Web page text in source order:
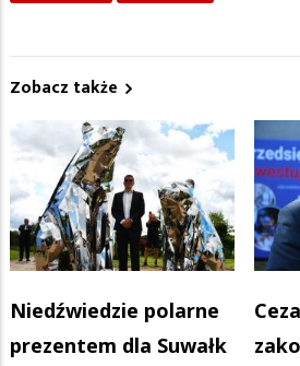
Zobacz także
Niedźwiedzie polarne
prezentem dla Suwałk